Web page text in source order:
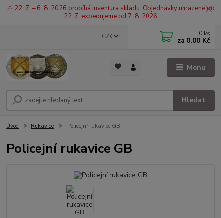
⚠️ 22. 7. – 6. 8. 2026 probíhá inventura skladu. Objednávky uhrazené od
22. 7. expedujeme od 7. 8. 2026
Menu
CZK
Hledat
0 ks
za 0,00 Kč
Úvod Rukavice Policejní rukavice GB
Policejní rukavice GB